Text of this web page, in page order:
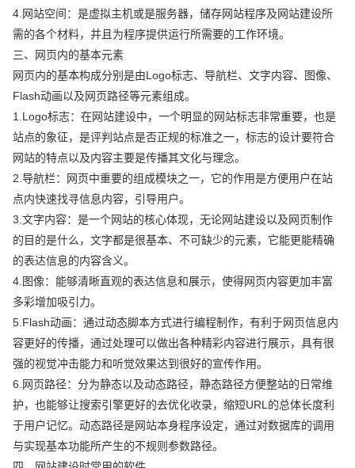
4.网站空间：是虚拟主机或是服务器，储存网站程序及网站建设所
需的各个材料，并且为程序提供运行所需要的工作环境。
三、网页内的基本元素
网页内的基本构成分别是由Logo标志、导航栏、文字内容、图像、
Flash动画以及网页路径等元素组成。
1.Logo标志：在网站建设中，一个明显的网站标志非常重要，也是
站点的象征，是评判站点是否正规的标准之一，标志的设计要符合
网站的特点以及内容主要是传播其文化与理念。
2.导航栏：网页中重要的组成模块之一，它的作用是方便用户在站
点内快速找寻信息内容，引导用户。
3.文字内容：是一个网站的核心体现，无论网站建设以及网页制作
的目的是什么，文字都是很基本、不可缺少的元素，它能更能精确
的表达信息的内容含义。
4.图像：能够清晰直观的表达信息和展示，使得网页内容更加丰富
多彩增加吸引力。
5.Flash动画：通过动态脚本方式进行编程制作，有利于网页信息内
容更好的传播，通过处理可以做出各种精彩内容进行展示，具有很
强的视觉冲击能力和听觉效果达到很好的宣传作用。
6.网页路径：分为静态以及动态路径，静态路径方便整站的日常维
护，也能够让搜索引擎更好的去优化收录，缩短URL的总体长度利
于用户记忆。动态路径是网站本身程序设定，通过对数据库的调用
与实现基本功能所产生的不规则参数路径。